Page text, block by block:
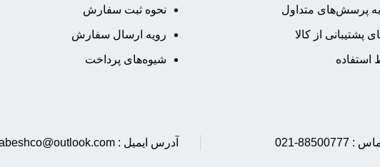
نحوه ثبت سفارش
رویه ارسال سفارش
شیوه‌های پرداخت
پرسش‌های متداول
پشتیبانی از کالا
استفاده
آدرس ایمیل : tabeshco@outlook.com 021